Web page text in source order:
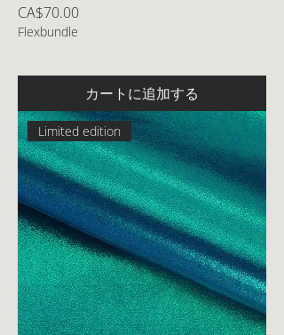
価格
CA$70.00
Flexbundle
カートに追加する
Limited edition